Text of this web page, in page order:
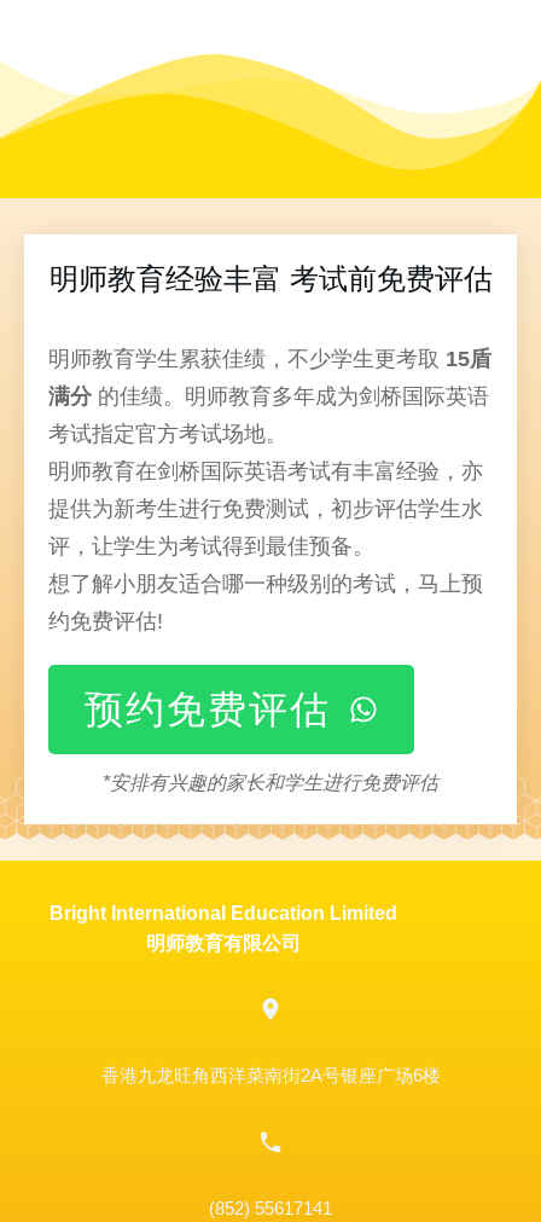
明师教育经验丰富 考试前免费评估
明师教育学生累获佳绩，不少学生更考取 15盾
满分的佳绩。明师教育多年成为剑桥国际英语
考试指定官方考试场地。
明师教育在剑桥国际英语考试有丰富经验，亦
提供为新考生进行免费测试，初步评估学生水
评，让学生为考试得到最佳预备。
想了解小朋友适合哪一种级别的考试，马上预
约免费评估!
预约免费评估
*安排有兴趣的家长和学生进行免费评估
Bright International Education Limited
明师教育有限公司
香港九龙旺角西洋菜南街2A号银座广场6楼
(852) 55617141